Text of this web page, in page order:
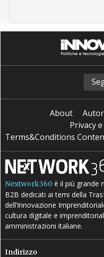
About
Privacy
Terms&Conditions
Nextwork360 è il più grande
B2B dedicati ai temi della
dell’Innovazione
cultura digitale e
amministrazioni italiane.
Indirizzo